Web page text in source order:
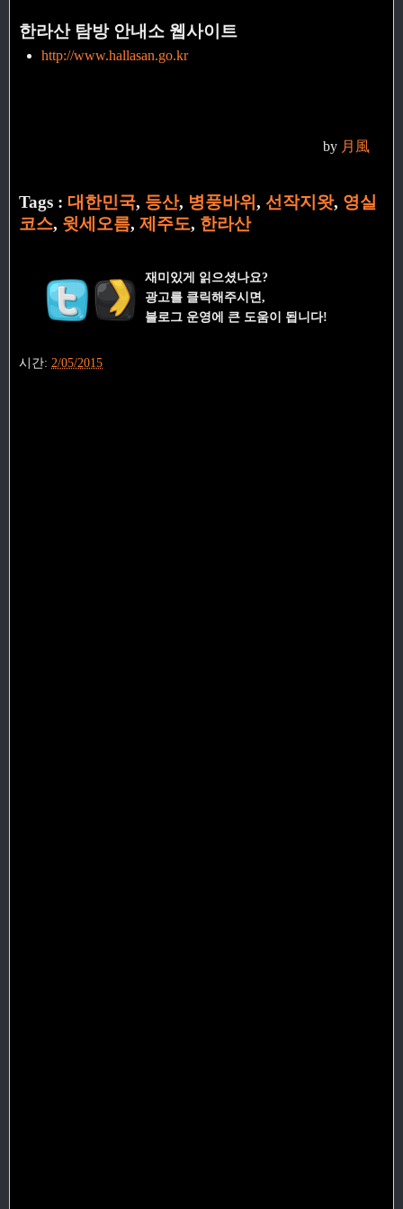
한라산 탐방 안내소 웹사이트
http://www.hallasan.go.kr
by 月風
Tags : 대한민국, 등산, 병풍바위, 선작지왓, 영실
코스, 윗세오름, 제주도, 한라산
재미있게 읽으셨나요?
광고를 클릭해주시면,
블로그 운영에 큰 도움이 됩니다!
시간: 2/05/2015